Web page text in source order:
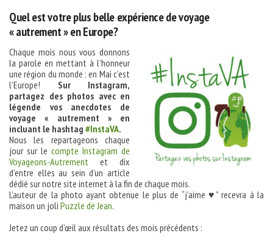
Quel est votre plus belle expérience de voyage
« autrement » en Europe?
Chaque mois nous vous donnons
la parole en mettant à l’honneur
une région du monde : en Mai c’est
l’Europe! Sur Instagram,
partagez des photos avec en
légende vos anecdotes de
voyage « autrement » en
incluant le hashtag #InstaVA.
Nous les repartageons chaque
jour sur le compte Instagram de
Voyageons-Autrement et dix
d’entre elles au sein d’un article
dédié sur notre site internet à la fin de chaque mois.
L’auteur de la photo ayant obtenue le plus de “j’aime ♥” recevra à la
maison un joli Puzzle de Jean.
Jetez un coup d’œil aux résultats des mois précédents :